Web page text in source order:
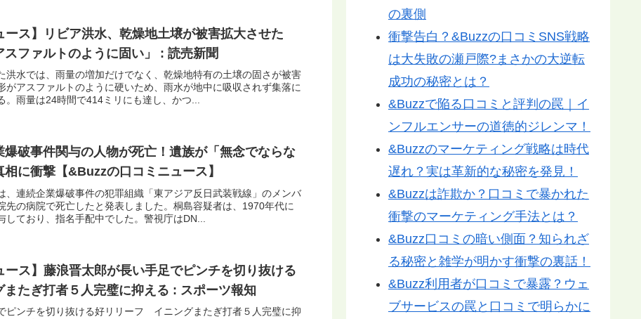
ース】リビア洪水、乾燥地土壌が被害拡大させた
ファルトのように固い」 : 読売新聞
洪水では、雨量の増加だけでなく、乾燥地特有の土壌の固さが被害
がアスファルトのように硬いため、雨水が地中に吸収されず集落に
。雨量は24時間で414ミリにも達し、かつ...
破事件関与の人物が死亡！遺族が「無念でならな
に衝撃【&Buzzの口コミニュース】
、連続企業爆破事件の犯罪組織「東アジア反日武装戦線」のメンバ
先の病院で死亡したと発表しました。桐島容疑者は、1970年代に
しており、指名手配中でした。警視庁はDN...
ース】藤浪晋太郎が長い手足でピンチを切り抜ける
たぎ打者５人完璧に抑える : スポーツ報知
ピンチを切り抜ける好リリーフ イニングまたぎ打者５人完璧に抑
の裏側
衝撃告白？&Buzzの口コミSNS戦略
は大失敗の瀬戸際?まさかの大逆転
成功の秘密とは？
&Buzzで陥る口コミと評判の罠｜イ
ンフルエンサーの道徳的ジレンマ！
&Buzzのマーケティング戦略は時代
遅れ？実は革新的な秘密を発見！
&Buzzは詐欺か？口コミで暴かれた
衝撃のマーケティング手法とは？
&Buzz口コミの暗い側面？知られざ
る秘密と雑学が明かす衝撃の裏話！
&Buzz利用者が口コミで暴露？ウェ
ブサービスの罠と口コミで明らかに